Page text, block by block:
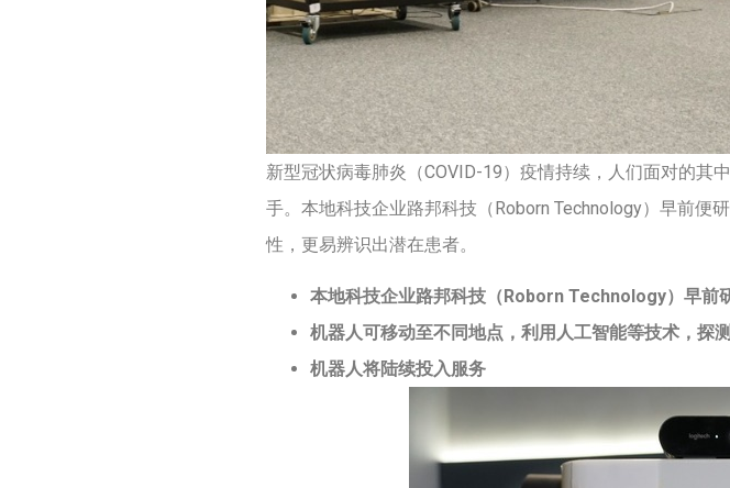
新型冠状病毒肺炎（COVID-19）疫情持续，人们面对的其
手。本地科技企业路邦科技（Roborn Technology）早前便
性，更易辨识出潜在患者。
本地科技企业路邦科技（Roborn Technology）早前
机器人可移动至不同地点，利用人工智能等技术，探
机器人将陆续投入服务